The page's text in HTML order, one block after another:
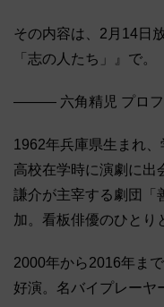
その内容は、2月14日
「志の人たち」』で。
――― 六角精児 プロフ
1962年兵庫県生まれ
高校在学時に演劇に出
謙介が主宰する劇団「
加。看板俳優のひとり
2000年から2016年ま
好演。名バイプレーヤ